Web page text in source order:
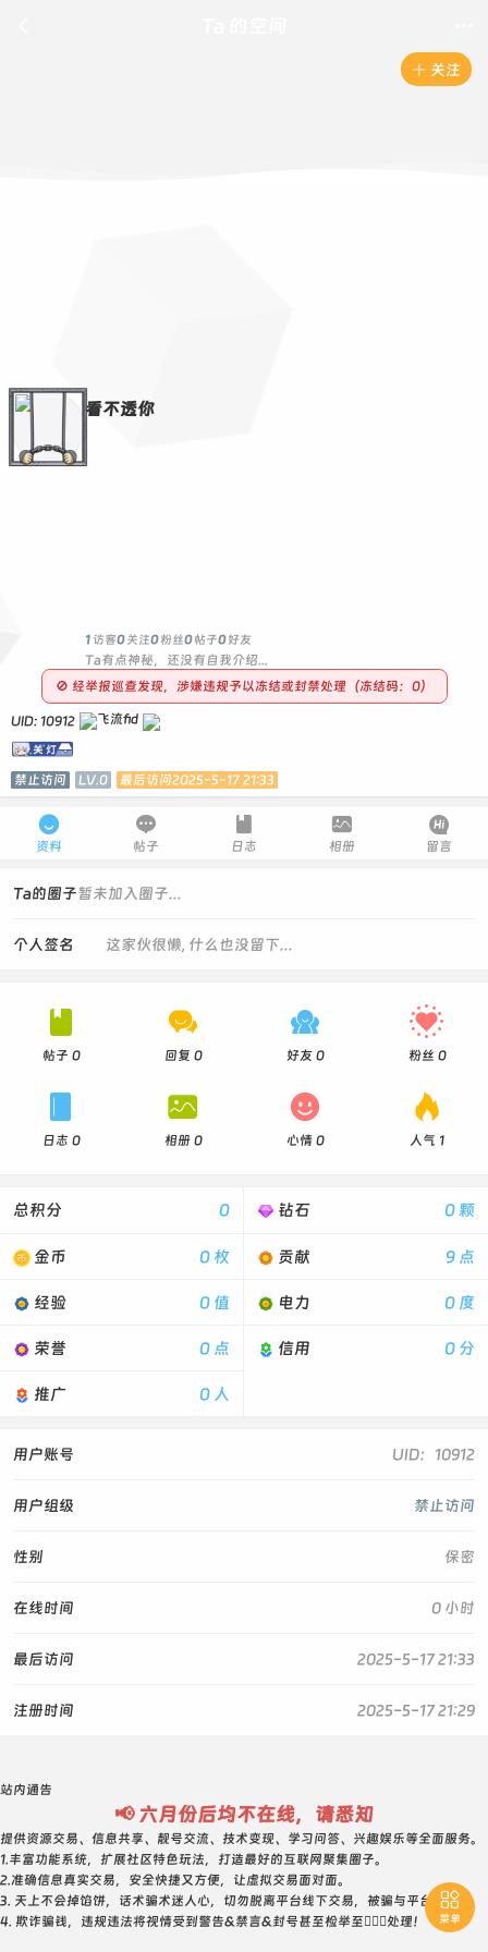
 关注
看不透你
1 访客0 关注0粉丝0 帖子0 好友
Ta有点神秘，还没有自我介绍...
🚫 经举报巡查发现，涉嫌违规予以冻结或封禁处理（冻结码：0）
UID: 10912
禁止访问 LV.0 最后访问2025-5-17 21:33

资料

帖子

日志

相册

留言
Ta的圈子暂未加入圈子...
这家伙很懒, 什么也没留下...
个人签名

帖子 0

回复 0

好友 0

粉丝 0

日志 0

相册 0

心情 0

人气 1
0
总积分 0 颗
钻石
0 枚
金币 9 点
贡献
0 值
经验 0 度
电力
0 点
荣誉 0 分
信用
0 人
推广
UID：10912
用户账号
禁止访问
用户组级
保密
性别
0 小时
在线时间
2025-5-17 21:33
最后访问
2025-5-17 21:29
注册时间

菜单
站内通告
📢 六月份后均不在线，请悉知
提供资源交易、信息共享、靓号交流、技术变现、学习问答、兴趣娱乐等全面服务。
1.丰富功能系统，扩展社区特色玩法，打造最好的互联网聚集圈子。
2.准确信息真实交易，安全快捷又方便，让虚拟交易面对面。
3. 天上不会掉馅饼，话术骗术迷人心，切勿脱离平台线下交易，被骗与平台无关！
4. 欺诈骗钱，违规违法将视情受到警告&禁言&封号甚至检举至👮🏻‍♀️处理！